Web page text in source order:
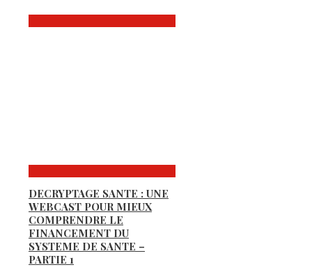
DECRYPTAGE SANTE : UNE
WEBCAST POUR MIEUX
COMPRENDRE LE
FINANCEMENT DU
SYSTEME DE SANTE –
PARTIE 1